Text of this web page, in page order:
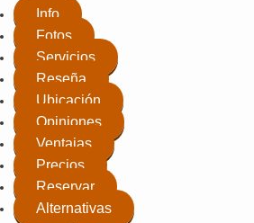
Info
Fotos
Servicios
Reseña
Ubicación
Opiniones
Ventajas
Precios
Reservar
Alternativas